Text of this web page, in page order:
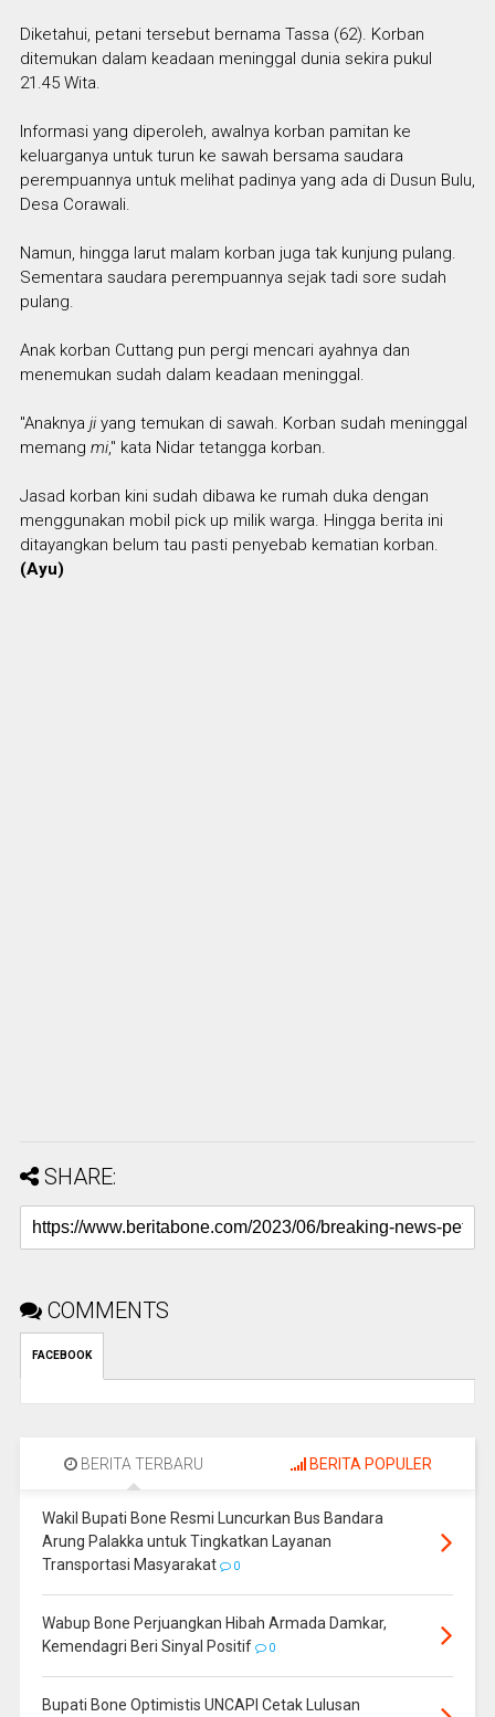
Diketahui, petani tersebut bernama Tassa (62). Korban
ditemukan dalam keadaan meninggal dunia sekira pukul
21.45 Wita.
Informasi yang diperoleh, awalnya korban pamitan ke
keluarganya untuk turun ke sawah bersama saudara
perempuannya untuk melihat padinya yang ada di Dusun Bulu,
Desa Corawali.
Namun, hingga larut malam korban juga tak kunjung pulang.
Sementara saudara perempuannya sejak tadi sore sudah
pulang.
Anak korban Cuttang pun pergi mencari ayahnya dan
menemukan sudah dalam keadaan meninggal.
"Anaknya jiyang temukan di sawah. Korban sudah meninggal
memang mi," kata Nidar tetangga korban.
Jasad korban kini sudah dibawa ke rumah duka dengan
menggunakan mobil pick up milik warga. Hingga berita ini
ditayangkan belum tau pasti penyebab kematian korban.
(Ayu)
SHARE:
COMMENTS
FACEBOOK
BERITA TERBARU BERITA POPULER
Wakil Bupati Bone Resmi Luncurkan Bus Bandara
Arung Palakka untuk Tingkatkan Layanan
Transportasi Masyarakat
0
Wabup Bone Perjuangkan Hibah Armada Damkar,
Kemendagri Beri Sinyal Positif
0
Bupati Bone Optimistis UNCAPI Cetak Lulusan